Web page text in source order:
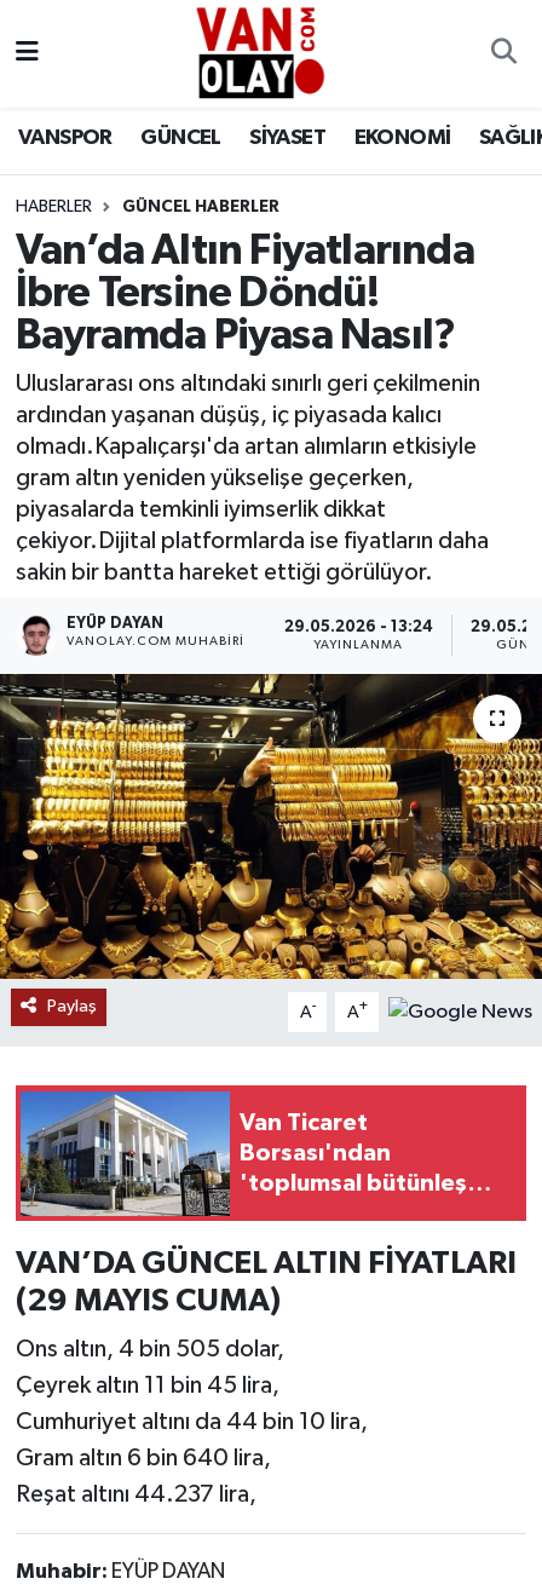
VANSPOR GÜNCEL SİYASET EKONOMİ
HABERLER GÜNCEL HABERLER
Van’da Altın Fiyatlarında
İbre Tersine Döndü!
Bayramda Piyasa Nasıl?
Uluslararası ons altındaki sınırlı geri çekilmenin
ardından yaşanan düşüş, iç piyasada kalıcı
olmadı.Kapalıçarşı'da artan alımların etkisiyle
gram altın yeniden yükselişe geçerken,
piyasalarda temkinli iyimserlik dikkat
çekiyor.Dijital platformlarda ise fiyatların daha
sakin bir bantta hareket ettiği görülüyor.
EYÜP DAYAN
VANOLAY.COM MUHABIRI
29.05.2026 - 13:24
YAYINLANMA
Paylaş A- A+
Van Ticaret
Borsası'ndan
'toplumsal bütünleşme'
VAN’DA GÜNCEL ALTIN FİYATLARI
(29 MAYIS CUMA)
Ons altın, 4 bin 505 dolar,
Çeyrek altın 11 bin 45 lira,
Cumhuriyet altını da 44 bin 10 lira,
Gram altın 6 bin 640 lira,
Reşat altını 44.237 lira,
Muhabir: EYÜP DAYAN
Siyaset
Ekonomi
Sağlık
Bilim & Teknoloji
Dünya
RESMİ İLANLAR
Van Nöbetçi Eczaneler
Van Namaz Vakitleri
Van Trafik Yoğunluk Haritası
Süper Lig Puan Durumu ve Fikstür
Son Dakika Haberleri
Haber Arşivi